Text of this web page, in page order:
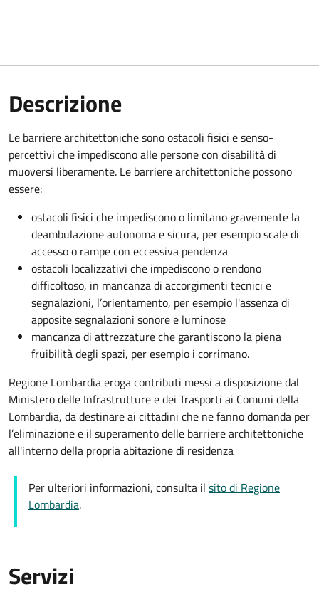
Descrizione
Le barriere architettoniche sono ostacoli fisici e senso-
percettivi che impediscono alle persone con disabilità di
muoversi liberamente. Le barriere architettoniche possono
essere:
ostacoli fisici che impediscono o limitano gravemente la
deambulazione autonoma e sicura, per esempio scale di
accesso o rampe con eccessiva pendenza
ostacoli localizzativi che impediscono o rendono
difficoltoso, in mancanza di accorgimenti tecnici e
segnalazioni, l’orientamento, per esempio l'assenza di
apposite segnalazioni sonore e luminose
mancanza di attrezzature che garantiscono la piena
fruibilità degli spazi, per esempio i corrimano.
Regione Lombardia eroga contributi messi a disposizione dal
Ministero delle Infrastrutture e dei Trasporti ai Comuni della
Lombardia, da destinare ai cittadini che ne fanno domanda per
l’eliminazione e il superamento delle barriere architettoniche
all'interno della propria abitazione di residenza
Per ulteriori informazioni, consulta il sito di Regione
Lombardia.
Servizi